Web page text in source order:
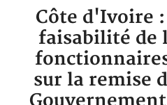
Côte d'Ivoire
faisabilité de
sur la remise